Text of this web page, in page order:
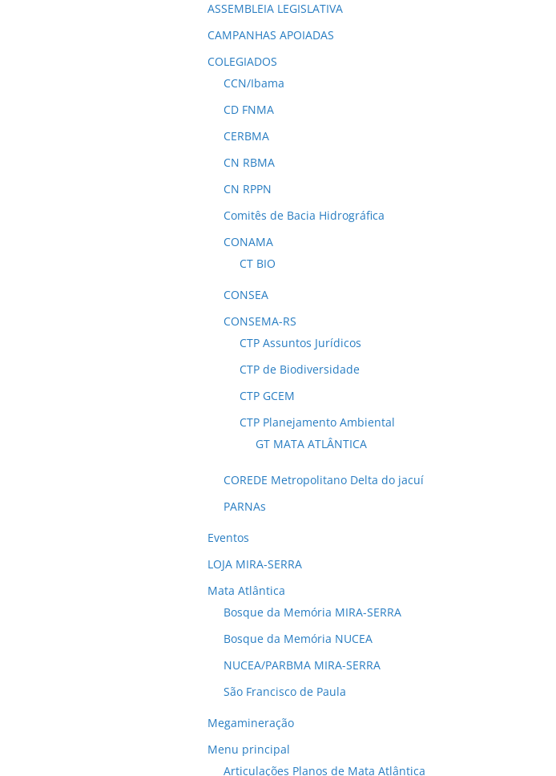
ASSEMBLEIA LEGISLATIVA
CAMPANHAS APOIADAS
COLEGIADOS
CCN/Ibama
CD FNMA
CERBMA
CN RBMA
CN RPPN
Comitês de Bacia Hidrográfica
CONAMA
CT BIO
CONSEA
CONSEMA-RS
CTP Assuntos Jurídicos
CTP de Biodiversidade
CTP GCEM
CTP Planejamento Ambiental
GT MATA ATLÂNTICA
COREDE Metropolitano Delta do jacuí
PARNAs
Eventos
LOJA MIRA-SERRA
Mata Atlântica
Bosque da Memória MIRA-SERRA
Bosque da Memória NUCEA
NUCEA/PARBMA MIRA-SERRA
São Francisco de Paula
Megamineração
Menu principal
Articulações Planos de Mata Atlântica